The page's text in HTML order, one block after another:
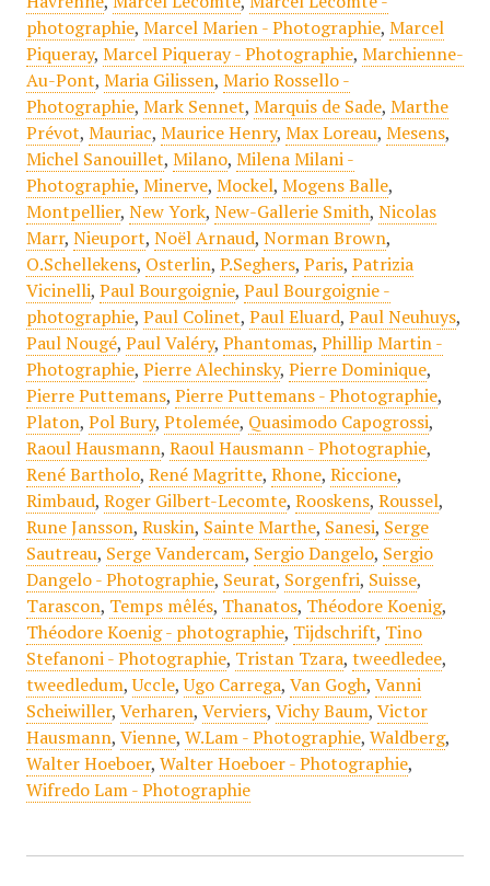
photographie, Marcel Marien - Photographie, Marcel
Piqueray, Marcel Piqueray - Photographie, Marchienne-
Au-Pont, Maria Gilissen, Mario Rossello -
Photographie, Mark Sennet, Marquis de Sade, Marthe
Prévot, Mauriac, Maurice Henry, Max Loreau, Mesens,
Michel Sanouillet, Milano, Milena Milani -
Photographie, Minerve, Mockel, Mogens Balle,
Montpellier, New York, New-Gallerie Smith, Nicolas
Marr, Nieuport, Noël Arnaud, Norman Brown,
O.Schellekens, Osterlin, P.Seghers, Paris, Patrizia
Vicinelli, Paul Bourgoignie, Paul Bourgoignie -
photographie, Paul Colinet, Paul Eluard, Paul Neuhuys,
Paul Nougé, Paul Valéry, Phantomas, Phillip Martin -
Photographie, Pierre Alechinsky, Pierre Dominique,
Pierre Puttemans, Pierre Puttemans - Photographie,
Platon, Pol Bury, Ptolemée, Quasimodo Capogrossi,
Raoul Hausmann, Raoul Hausmann - Photographie,
René Bartholo, René Magritte, Rhone, Riccione,
Rimbaud, Roger Gilbert-Lecomte, Rooskens, Roussel,
Rune Jansson, Ruskin, Sainte Marthe, Sanesi, Serge
Sautreau, Serge Vandercam, Sergio Dangelo, Sergio
Dangelo - Photographie, Seurat, Sorgenfri, Suisse,
Tarascon, Temps mêlés, Thanatos, Théodore Koenig,
Théodore Koenig - photographie, Tijdschrift, Tino
Stefanoni - Photographie, Tristan Tzara, tweedledee,
tweedledum,Uccle,Ugo Carrega, Van Gogh, Vanni
Scheiwiller, Verharen, Verviers, Vichy Baum, Victor
Hausmann, Vienne, W.Lam - Photographie, Waldberg,
Walter Hoeboer, Walter Hoeboer - Photographie,
Wifredo Lam - Photographie